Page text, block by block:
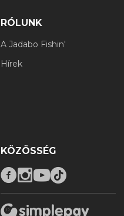
RÓLUNK
A Jadabo Fishin'
Hírek
KÖZÖSSÉG